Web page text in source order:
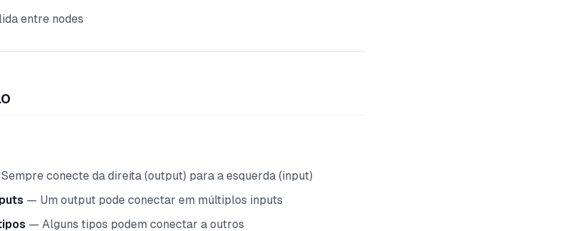
entre nodes
conecte da direita (output) para a esquerda (input)
— Um output pode conectar em múltiplos inputs
— Alguns tipos podem conectar a outros